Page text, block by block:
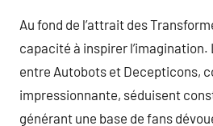
Au fond de l’attrait des
capacité à inspirer
entre Autobots et Decepticons,
impressionnante, séduisent
générant une base de fans